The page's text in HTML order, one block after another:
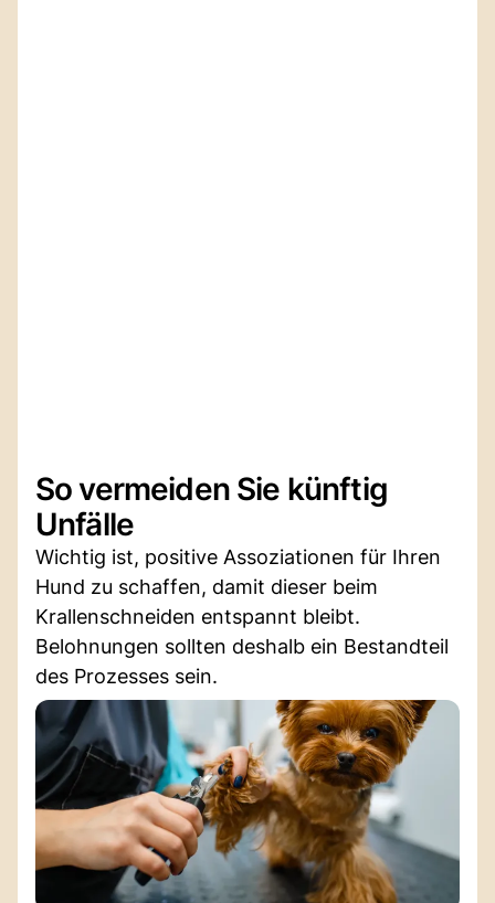
So vermeiden Sie künftig
Unfälle
Wichtig ist, positive Assoziationen für Ihren
Hund zu schaffen, damit dieser beim
Krallenschneiden entspannt bleibt.
Belohnungen sollten deshalb ein Bestandteil
des Prozesses sein.